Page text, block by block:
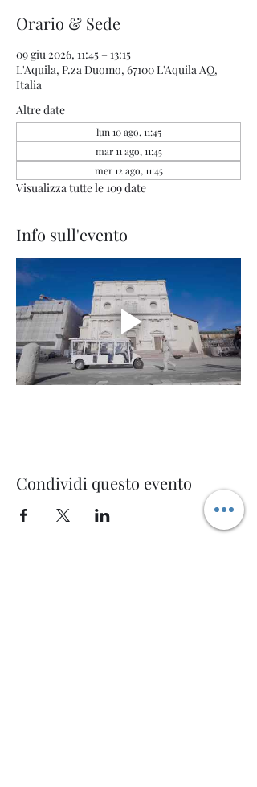
Orario & Sede
09 giu 2026, 11:45 – 13:15
L'Aquila, P.za Duomo, 67100 L'Aquila AQ,
Italia
Altre date
lun 10 ago, 11:45
mar 11 ago, 11:45
mer 12 ago, 11:45
Visualizza tutte le 109 date
Info sull'evento
Condividi questo evento